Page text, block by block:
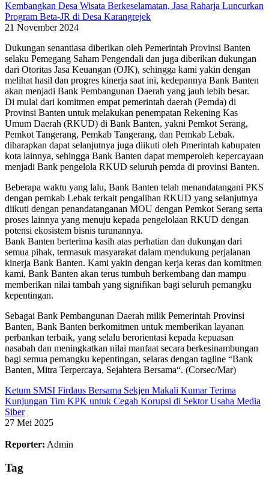
Kembangkan Desa Wisata Berkeselamatan, Jasa Raharja Luncurkan
Program Beta-JR di Desa Karangrejek
21 November 2024
Dukungan senantiasa diberikan oleh Pemerintah Provinsi Banten
selaku Pemegang Saham Pengendali dan juga diberikan dukungan
dari Otoritas Jasa Keuangan (OJK), sehingga kami yakin dengan
melihat hasil dan progres kinerja saat ini, kedepannya Bank Banten
akan menjadi Bank Pembangunan Daerah yang jauh lebih besar.
Di mulai dari komitmen empat pemerintah daerah (Pemda) di
Provinsi Banten untuk melakukan penempatan Rekening Kas
Umum Daerah (RKUD) di Bank Banten, yakni Pemkot Serang,
Pemkot Tangerang, Pemkab Tangerang, dan Pemkab Lebak.
diharapkan dapat selanjutnya juga diikuti oleh Pmerintah kabupaten
kota lainnya, sehingga Bank Banten dapat memperoleh kepercayaan
menjadi Bank pengelola RKUD seluruh pemda di provinsi Banten.
Beberapa waktu yang lalu, Bank Banten telah menandatangani PKS
dengan pemkab Lebak terkait pengalihan RKUD yang selanjutnya
diikuti dengan penandatanganan MOU dengan Pemkot Serang serta
proses lainnya yang menuju kepada pengelolaan RKUD dengan
potensi ekosistem bisnis turunannya.
Bank Banten berterima kasih atas perhatian dan dukungan dari
semua pihak, termasuk masyarakat dalam mendukung perjalanan
kinerja Bank Banten. Kami yakin dengan kerja keras dan komitmen
kami, Bank Banten akan terus tumbuh berkembang dan mampu
memberikan nilai tambah yang signifikan bagi seluruh pemangku
kepentingan.
Sebagai Bank Pembangunan Daerah milik Pemerintah Provinsi
Banten, Bank Banten berkomitmen untuk memberikan layanan
perbankan terbaik, yang selalu berorientasi kepada kepuasan
nasabah dan meningkatkan nilai manfaat secara berkesinambungan
bagi semua pemangku kepentingan, selaras dengan tagline “Bank
Banten, Mitra Terpercaya, Sejahtera Bersama“. (Corsec/Mar)
Ketum SMSI Firdaus Bersama Sekjen Makali Kumar Terima
Kunjungan Tim KPK untuk Cegah Korupsi di Sektor Usaha Media
Siber
27 Mei 2025
Reporter: Admin
Tag